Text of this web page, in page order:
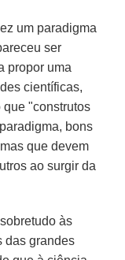
um paradigma
ser
propor uma
científicas,
que "construtos
bons
que devem
ao surgir da
às
das grandes